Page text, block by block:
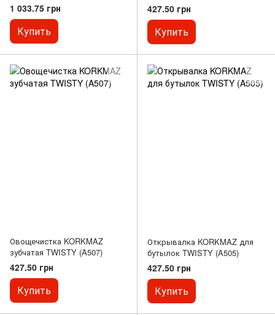
1 033.75 грн
Купить
(A523)
427.50 грн
Купить
Овощечистка KORKMAZ
зубчатая TWISTY (A507)
427.50 грн
Купить
Открывалка KORKMAZ для
бутылок TWISTY (A505)
427.50 грн
Купить